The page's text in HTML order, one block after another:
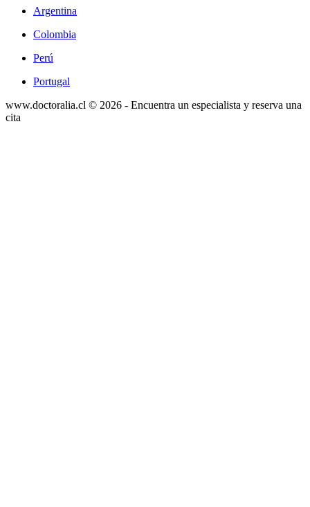
Argentina
Colombia
Perú
Portugal
www.doctoralia.cl © 2026 - Encuentra un especialista y reserva una
cita